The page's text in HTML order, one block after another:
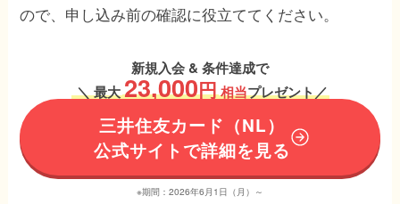
ので、申し込み前の確認に役立ててください。
新規入会 & 条件達成で
＼最大23,000円相当プレゼント／
三井住友カード（NL）
公式サイトで詳細を見る
※期間：2026年6月1日（月）～